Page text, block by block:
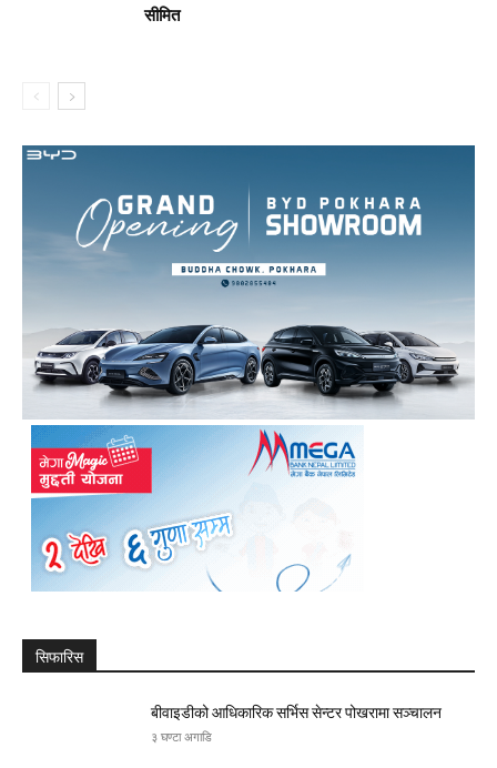
सीमित
सिफारिस
बीवाइडीको आधिकारिक सर्भिस सेन्टर पोखरामा सञ्चालन
३ घण्टा अगाडि